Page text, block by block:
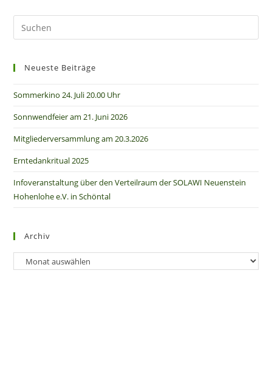
Neueste Beiträge
Sommerkino 24. Juli 20.00 Uhr
Sonnwendfeier am 21. Juni 2026
Mitgliederversammlung am 20.3.2026
Erntedankritual 2025
Infoveranstaltung über den Verteilraum der SOLAWI Neuenstein
Hohenlohe e.V. in Schöntal
Archiv